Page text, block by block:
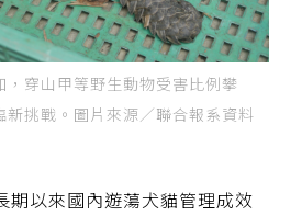
，穿山甲等野生動物受害比例攀
新挑戰。圖片來源／聯合報系資料
期以來國內遊蕩犬貓管理成效